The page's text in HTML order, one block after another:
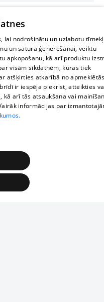
lai nodrošinātu un uzlabotu
un satura ģenerēšanai, veiktu
apkopošanu, kā arī produktu
visām sīkdatnēm, kuras tiek
atšķirties atkarībā no
ir iespēja piekrist, atteikties
kā arī tās atsaukšana vai
informācijas par